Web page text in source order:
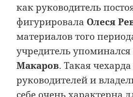
как руководитель
фигурировала Олеся
материалов того
учредитель упоминался
Макаров. Такая
руководителей и
себе очень характерна